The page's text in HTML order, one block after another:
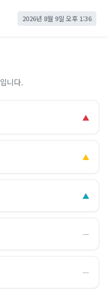
2026년 8월 9일 오후 1:36
니다.
▲
▲
▲
―
―